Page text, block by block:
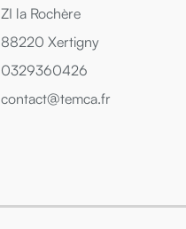
ZI la Rochère
88220 Xertigny
0329360426
contact@temca.fr